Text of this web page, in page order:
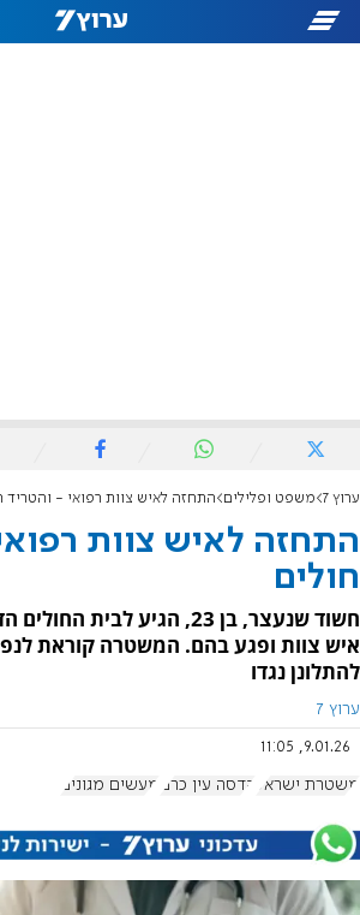
ערוץ 7 משפט ופלילים התחזה לאיש צוות רפואי - והטריד
התחזה לאיש צוות
חולים
חשוד שנעצר, בן 23, הגיע לבית
איש צוות ופגע בהם. המשטרה קוראת
להתלונן נגדו
ערוץ 7
9.01.26, 11:05
משטרת ישראל הדסה עין כרם מעשים מגונים